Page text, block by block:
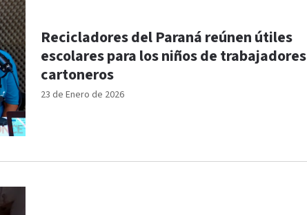
23 de Enero de 2026
Recicladores del Paraná reúnen útiles
escolares para los niños de trabajadores
cartoneros